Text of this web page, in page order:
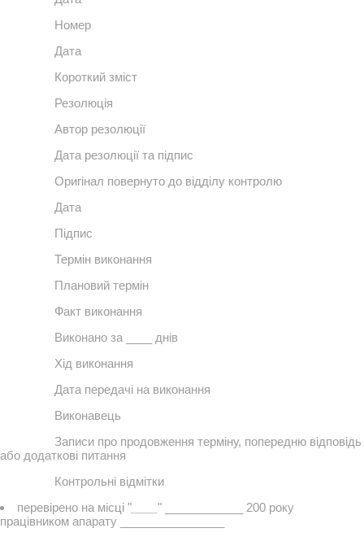
Номер
Дата
Короткий зміст
Резолюція
Автор резолюції
Дата резолюції та підпис
Оригінал повернуто до відділу контролю
Дата
Підпис
Термін виконання
Плановий термін
Факт виконання
Виконано за ____ днів
Хід виконання
Дата передачі на виконання
Виконавець
Записи про продовження терміну, попередню відповідь
або додаткові питання
Контрольні відмітки
перевірено на місці " ____" ____________ 200 року
працівником апарату ________________